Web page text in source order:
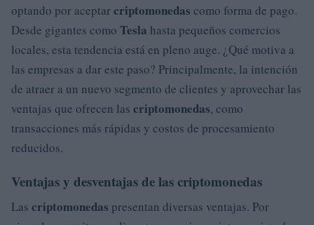
optando por aceptarcriptomonedas como forma de pago.
Desde gigantes como Tesla hasta pequeños comercios
locales, esta tendencia está en pleno auge. ¿Qué motiva a
las empresas a dar este paso? Principalmente, la intención
de atraer a un nuevo segmento de clientes y aprovechar las
ventajas que ofrecen las criptomonedas, como
transacciones más rápidas y costos de procesamiento
reducidos.
Ventajas y desventajas de las criptomonedas
Las criptomonedas presentan diversas ventajas. Por